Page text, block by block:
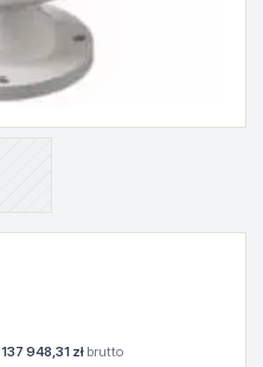
137 948,31 złbrutto